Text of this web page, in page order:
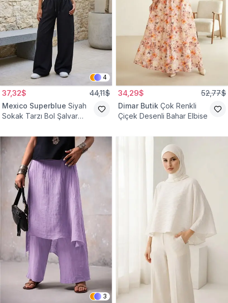
4
37,32$ 44,11$
Mexico Superblue Siyah
Sokak Tarzı Bol Şalvar
34,29$ 52,77$
Dimar Butik Çok Renkli
Çiçek Desenli Bahar Elbise
3